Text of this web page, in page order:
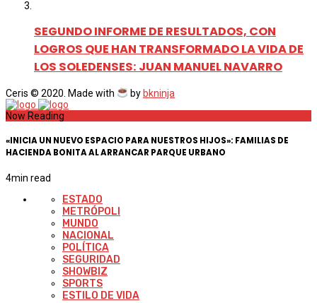
SEGUNDO INFORME DE RESULTADOS, CON
LOGROS QUE HAN TRANSFORMADO LA VIDA DE
LOS SOLEDENSES: JUAN MANUEL NAVARRO
Ceris © 2020. Made with by bkninja
Now Reading
«INICIA UN NUEVO ESPACIO PARA NUESTROS HIJOS»: FAMILIAS DE
HACIENDA BONITA AL ARRANCAR PARQUE URBANO
4min read
ESTADO
METRÓPOLI
MUNDO
NACIONAL
POLÍTICA
SEGURIDAD
SHOWBIZ
SPORTS
ESTILO DE VIDA